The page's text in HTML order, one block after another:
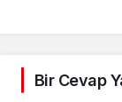
Bir Cevap